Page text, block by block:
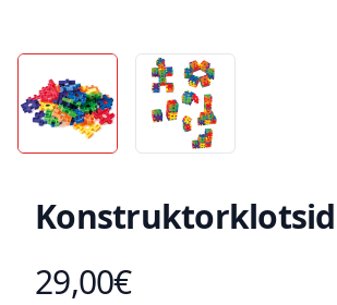
Konstruktorklotsid
Toote hind
29,00€